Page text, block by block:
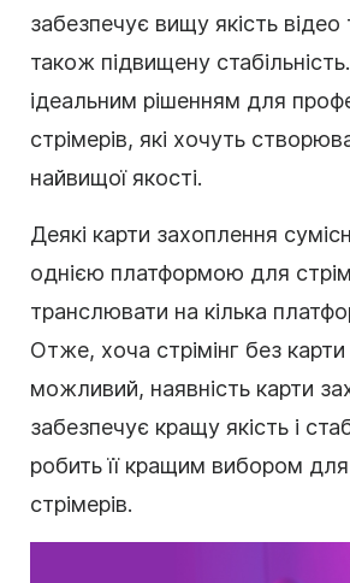
забезпечує вищу якість відео
також підвищену
ідеальним рішенням для
стрімерів, які хочуть
найвищої якості.
Деякі карти захоплення
однією платформою для
транслювати на кілька
Отже, хоча стрімінг без
можливий, наявність карти
забезпечує кращу якість і
робить її кращим вибором
стрімерів.